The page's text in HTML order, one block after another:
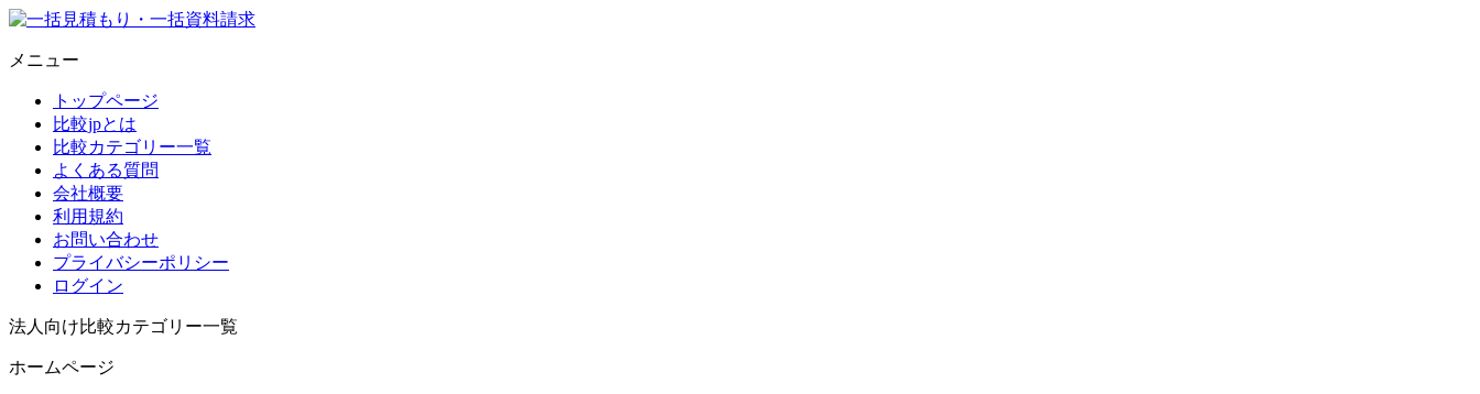
メニュー
トップページ
比較jpとは
比較カテゴリー一覧
よくある質問
会社概要
利用規約
お問い合わせ
プライバシーポリシー
ログイン
法人向け比較カテゴリー一覧
ホームページ